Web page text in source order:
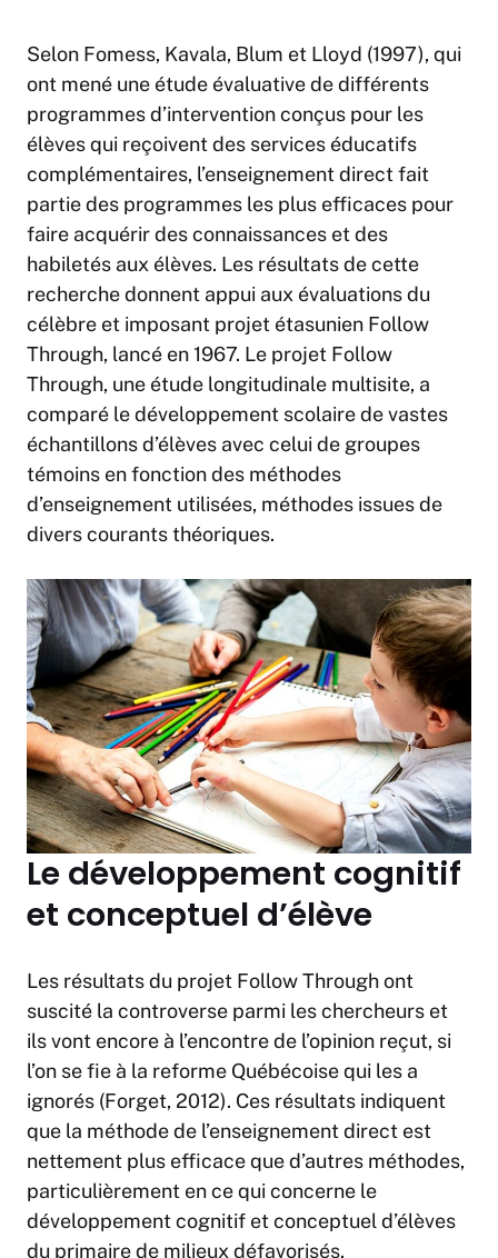
Selon Fomess, Kavala, Blum et Lloyd (1997), qui
ont mené une étude évaluative de différents
programmes d’intervention conçus pour les
élèves qui reçoivent des services éducatifs
complémentaires, l’enseignement direct fait
partie des programmes les plus efficaces pour
faire acquérir des connaissances et des
habiletés aux élèves. Les résultats de cette
recherche donnent appui aux évaluations du
célèbre et imposant projet étasunien Follow
Through, lancé en 1967. Le projet Follow
Through, une étude longitudinale multisite, a
comparé le développement scolaire de vastes
échantillons d’élèves avec celui de groupes
témoins en fonction des méthodes
d’enseignement utilisées, méthodes issues de
divers courants théoriques.
Le développement cognitif
et conceptuel d’élève
Les résultats du projet Follow Throughont
suscité la controverse parmi les chercheurs et
ils vont encore à l’encontre de l’opinion reçut, si
l’on se fie à la reforme Québécoise qui les a
ignorés (Forget, 2012). Ces résultats indiquent
que la méthode de l’enseignement direct est
nettement plus efficace que d’autres méthodes,
particulièrement en ce qui concerne le
développement cognitif et conceptuel d’élèves
du primaire de milieux défavorisés.